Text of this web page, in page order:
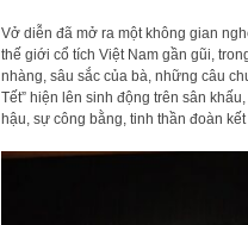
Vở diễn đã mở ra một không gian
thế giới cổ tích Việt Nam gần gũi,
nhàng, sâu sắc của bà, những câu
Tết” hiện lên sinh động trên sân
hậu, sự công bằng, tinh thần đoàn